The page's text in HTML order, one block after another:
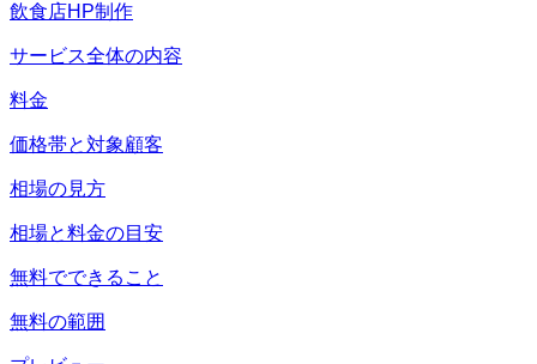
飲食店HP制作
サービス全体の内容
料金
価格帯と対象顧客
相場の見方
相場と料金の目安
無料でできること
無料の範囲